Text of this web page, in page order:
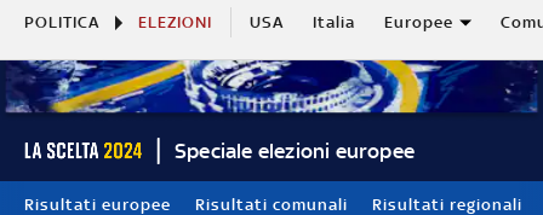
POLITICA ELEZIONI USA Italia Europee
Speciale elezioni europee
Risultati europee Risultati comunali Risultati regionali